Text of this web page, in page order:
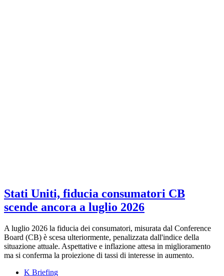
Stati Uniti, fiducia consumatori CB
scende ancora a luglio 2026
A luglio 2026 la fiducia dei consumatori, misurata dal Conference
Board (CB) è scesa ulteriormente, penalizzata dall'indice della
situazione attuale. Aspettative e inflazione attesa in miglioramento
ma si conferma la proiezione di tassi di interesse in aumento.
K Briefing